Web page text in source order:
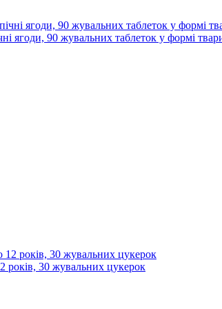
ягоди, 90 жувальних таблеток у формі
років, 30 жувальних цукерок